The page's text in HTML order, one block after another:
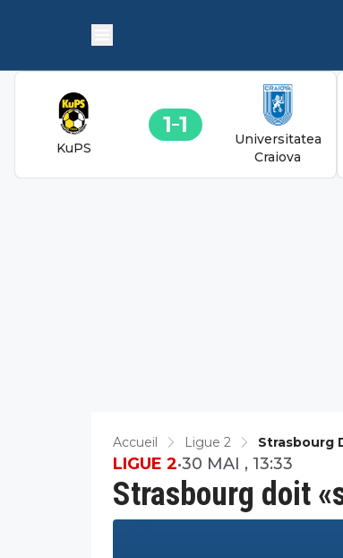
KuPS
1 1
Universitatea
Craiova
Accueil Ligue 2 Strasbourg
Strasbourg doit
LIGUE 2•30 MAI , 13:33